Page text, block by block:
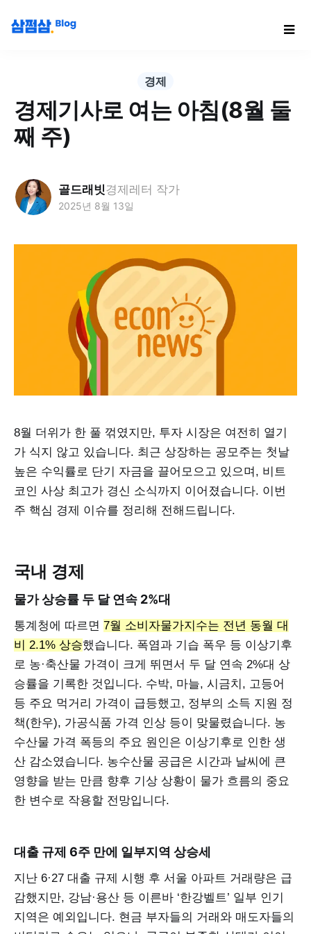
경제
경제기사로 여는 아침(8월 둘
째 주)
골드래빗경제레터 작가
2025년 8월 13일
8월 더위가 한 풀 꺾였지만, 투자 시장은 여전히 열기
가 식지 않고 있습니다. 최근 상장하는 공모주는 첫날
높은 수익률로 단기 자금을 끌어모으고 있으며, 비트
코인 사상 최고가 경신 소식까지 이어졌습니다. 이번
주 핵심 경제 이슈를 정리해 전해드립니다.
국내 경제
물가 상승률 두 달 연속 2%대
통계청에 따르면 7월 소비자물가지수는 전년 동월 대
비 2.1% 상승했습니다. 폭염과 기습 폭우 등 이상기후
로 농·축산물 가격이 크게 뛰면서 두 달 연속 2%대 상
승률을 기록한 것입니다. 수박, 마늘, 시금치, 고등어
등 주요 먹거리 가격이 급등했고, 정부의 소득 지원 정
책(한우), 가공식품 가격 인상 등이 맞물렸습니다. 농
수산물 가격 폭등의 주요 원인은 이상기후로 인한 생
산 감소였습니다. 농수산물 공급은 시간과 날씨에 큰
영향을 받는 만큼 향후 기상 상황이 물가 흐름의 중요
한 변수로 작용할 전망입니다.
대출 규제 6주 만에 일부지역 상승세
지난 6·27 대출 규제 시행 후 서울 아파트 거래량은 급
감했지만, 강남·용산 등 이른바 ‘한강벨트’ 일부 인기
지역은 예외입니다. 현금 부자들의 거래와 매도자들의